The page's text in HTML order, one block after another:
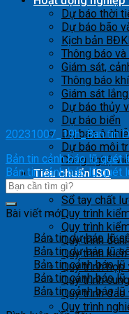
Dự báo thời
Dự báo bão
Kịch bản
Thông báo
Giám sát,
Thông báo
Giám sát
Dự báo thủy
Dự báo biển
Dự báo ô
Dự báo môi
Công nghệ
Tiêu chuẩn ISO
Mục tiêu
Sổ tay chất
Quy trình
Quy trình
Quy trình
Quy trình
Quy trình
Quy trình
Quy trình
Quy trình
20231007_19h_Ban tin
Bản tin cảnh báo lũ
Bản tin cảnh báo lũ
Bài viết mới
Bản tin dự báo lũ
Bản tin dự báo lũ
Bản tin cảnh báo
Bản tin cảnh báo
Bản tin cảnh báo